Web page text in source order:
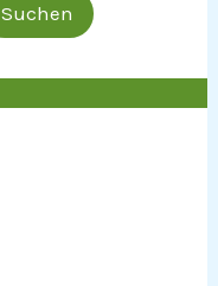
Suchen